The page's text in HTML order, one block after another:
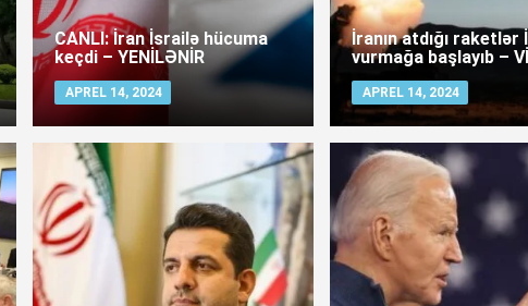
CANLI: İran İsrailə hücuma
keçdi – YENİLƏNİR
APREL 14, 2024
İranın atdığı raketlər
vurmağa başlayıb –
APREL 14, 2024